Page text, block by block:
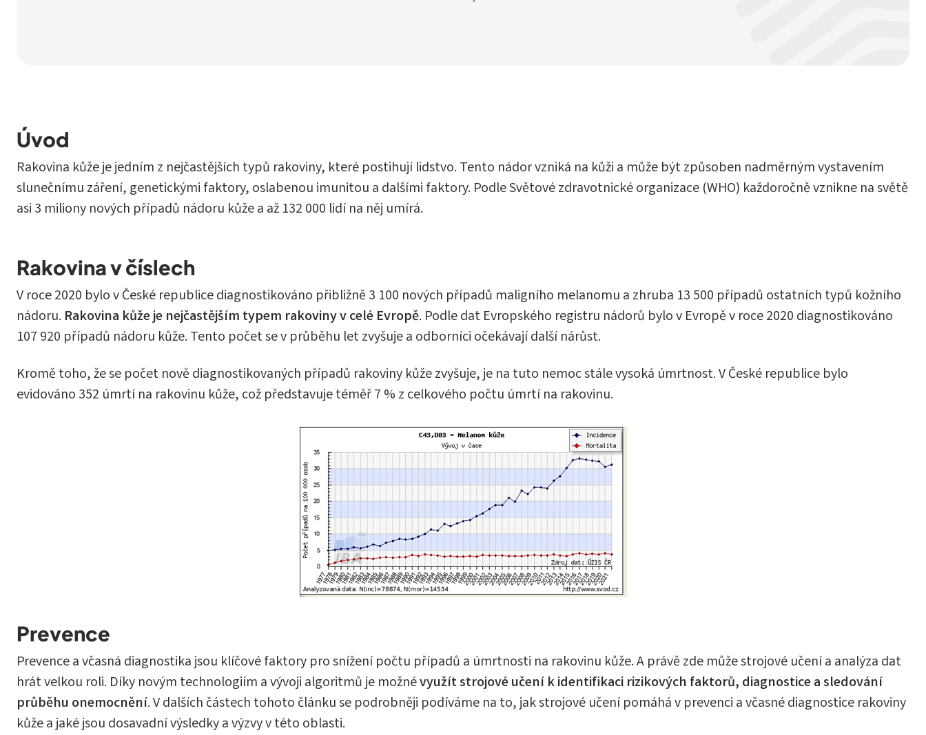
Úvod
Rakovina kůže je jedním z nejčastějších typů rakoviny, které postihují lidstvo. Tento nádor vzniká na kůži a může být způsoben nadměrným vystavením
slunečnímu záření, genetickými faktory, oslabenou imunitou a dalšími faktory. Podle Světové zdravotnické organizace (WHO) každoročně vznikne na světě
asi 3 miliony nových případů nádoru kůže a až 132 000 lidí na něj umírá.
Rakovina v číslech
V roce 2020 bylo v České republice diagnostikováno přibližně 3 100 nových případů maligního melanomu a zhruba 13 500 případů ostatních typů kožního
nádoru. Rakovina kůže je nejčastějším typem rakoviny v celé Evropě. Podle dat Evropského registru nádorů bylo v Evropě v roce 2020 diagnostikováno
107 920 případů nádoru kůže. Tento počet se v průběhu let zvyšuje a odborníci očekávají další nárůst.
Kromě toho, že se počet nově diagnostikovaných případů rakoviny kůže zvyšuje, je na tuto nemoc stále vysoká úmrtnost. V České republice bylo
evidováno 352 úmrtí na rakovinu kůže, což představuje téměř 7 % z celkového počtu úmrtí na rakovinu.
Prevence
Prevence a včasná diagnostika jsou klíčové faktory pro snížení počtu případů a úmrtnosti na rakovinu kůže. A právě zde může strojové učení a analýza dat
hrát velkou roli. Díky novým technologiím a vývoji algoritmů je možnévyužít strojové učení k identifikaci rizikových faktorů, diagnostice a sledování
průběhu onemocnění. V dalších částech tohoto článku se podrobněji podíváme na to, jak strojové učení pomáhá v prevenci a včasné diagnostice rakoviny
kůže a jaké jsou dosavadní výsledky a výzvy v této oblasti.